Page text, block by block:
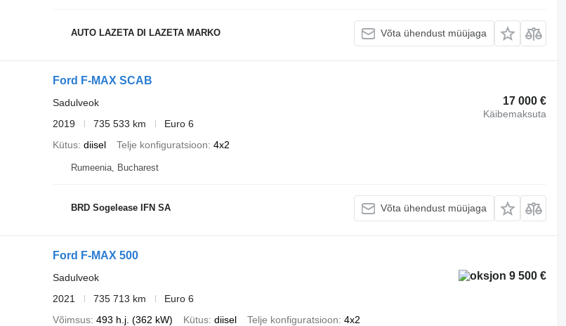
AUTO LAZETA DI LAZETA MARKO Võta ühendust müüjaga
Ford F-MAX SCAB
17 000 €
Käibemaksuta
Sadulveok
2019
735 533 km
Euro 6
Kütus diisel Telje konfiguratsioon 4x2
Rumeenia, Bucharest
BRD Sogelease IFN SA Võta ühendust müüjaga
Ford F-MAX 500
9 500 €
Sadulveok
2021
735 713 km
Euro 6
Võimsus 493 h.j. (362 kW) Kütus diisel Telje konfiguratsioon 4x2